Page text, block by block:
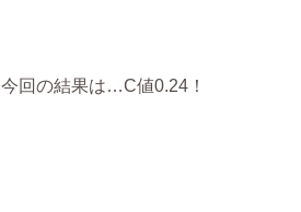
今回の結果は…C値0.24！